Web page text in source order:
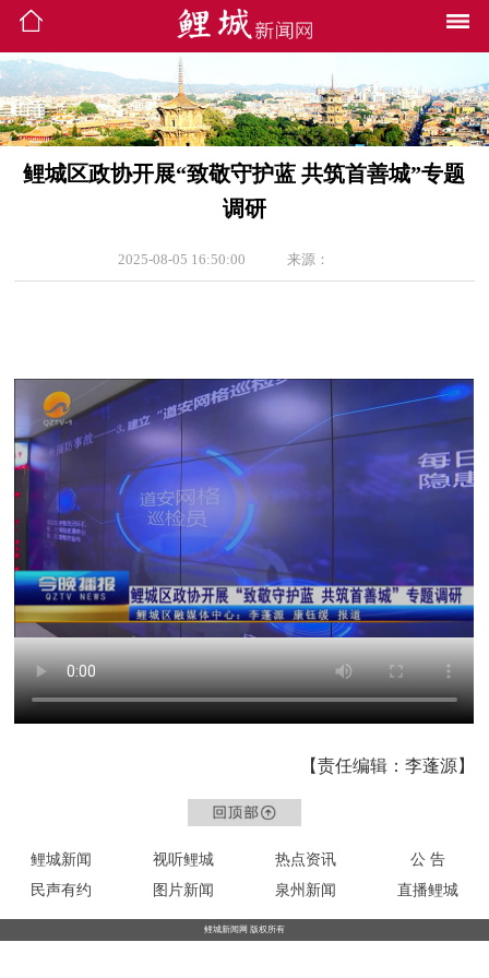
鲤城区政协开展“致敬守护蓝 共筑首善城”专题
调研
2025-08-05 16:50:00 来源：
【责任编辑：李蓬源】
鲤城新闻 视听鲤城 热点资讯
公 告
民声有约
图片新闻 泉州新闻 直播鲤城
鲤城新闻网 版权所有